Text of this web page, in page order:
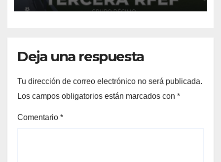
Rafa Escobar
Deja una respuesta
Tu dirección de correo electrónico no será publicada.
Los campos obligatorios están marcados con *
Comentario *